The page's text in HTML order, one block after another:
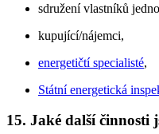
sdružení vlastníků
kupující/nájemci,
energetičtí specialisté,
Státní energetická
15. Jaké další činnosti